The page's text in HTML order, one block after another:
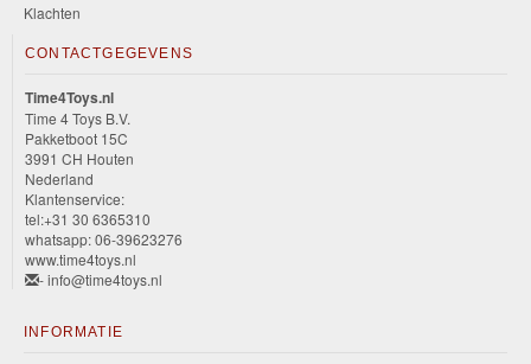
Klachten
CONTACTGEGEVENS
Time4Toys.nl
Time 4 Toys B.V.
Pakketboot 15C
3991 CH Houten
Nederland
Klantenservice:
tel:+31 30 6365310
whatsapp: 06-39623276
www.time4toys.nl
- info@time4toys.nl
INFORMATIE